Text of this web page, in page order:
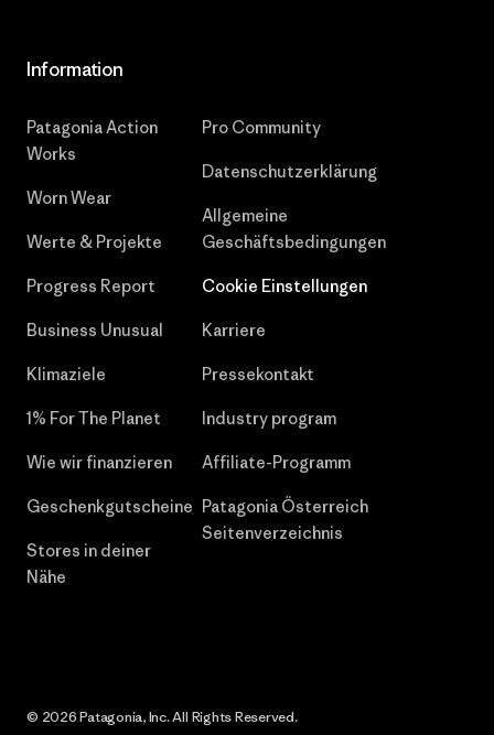
Information
Patagonia Action
Works
Worn Wear
Werte & Projekte
Progress Report
Business Unusual
Klimaziele
1% For The Planet
Wie wir finanzieren
Geschenkgutscheine
Stores in deiner
Nähe
Pro Community
Datenschutzerklärung
Allgemeine
Geschäftsbedingungen
Cookie Einstellungen
Karriere
Pressekontakt
Industry program
Affiliate-Programm
Patagonia Österreich
Seitenverzeichnis
© 2026 Patagonia, Inc. All Rights Reserved.